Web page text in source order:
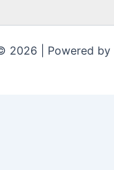
2026 | Powered by